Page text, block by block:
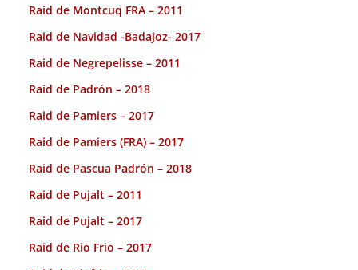
Raid de Montcuq FRA – 2011
Raid de Navidad -Badajoz- 2017
Raid de Negrepelisse – 2011
Raid de Padrón – 2018
Raid de Pamiers – 2017
Raid de Pamiers (FRA) – 2017
Raid de Pascua Padrón – 2018
Raid de Pujalt – 2011
Raid de Pujalt – 2017
Raid de Rio Frio – 2017